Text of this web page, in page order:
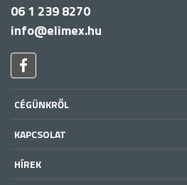
06 1 239 8270
info@elimex.hu
CÉGÜNKRŐL
KAPCSOLAT
HÍREK